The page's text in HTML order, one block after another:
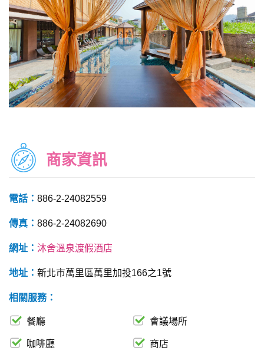
商家資訊
電話： 886-2-24082559
傳真： 886-2-24082690
網址： 沐舍溫泉渡假酒店
地址： 新北市萬里區萬里加投166之1號
相關服務：
餐廳 會議場所
咖啡廳 商店